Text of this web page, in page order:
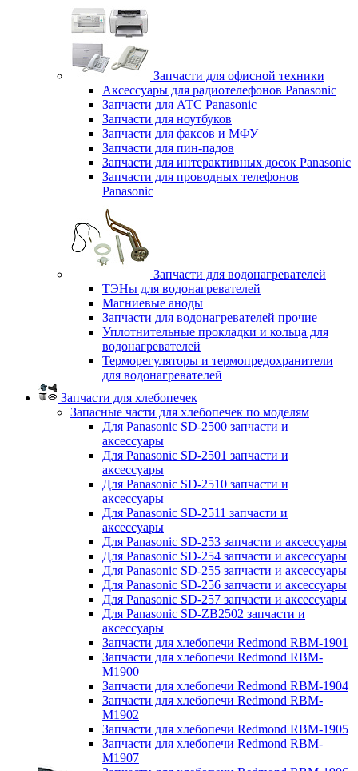
Запчасти для офисной техники
Аксессуары для радиотелефонов Panasonic
Запчасти для АТС Panasonic
Запчасти для ноутбуков
Запчасти для факсов и МФУ
Запчасти для пин-падов
Запчасти для интерактивных досок Panasonic
Запчасти для проводных телефонов
Panasonic
Запчасти для водонагревателей
ТЭНы для водонагревателей
Магниевые аноды
Запчасти для водонагревателей прочие
Уплотнительные прокладки и кольца для
водонагревателей
Терморегуляторы и термопредохранители
для водонагревателей
Запчасти для хлебопечек
Запасные части для хлебопечек по моделям
Для Panasonic SD-2500 запчасти и
аксессуары
Для Panasonic SD-2501 запчасти и
аксессуары
Для Panasonic SD-2510 запчасти и
аксессуары
Для Panasonic SD-2511 запчасти и
аксессуары
Для Panasonic SD-253 запчасти и аксессуары
Для Panasonic SD-254 запчасти и аксессуары
Для Panasonic SD-255 запчасти и аксессуары
Для Panasonic SD-256 запчасти и аксессуары
Для Panasonic SD-257 запчасти и аксессуары
Для Panasonic SD-ZB2502 запчасти и
аксессуары
Запчасти для хлебопечи Redmond RBM-1901
Запчасти для хлебопечи Redmond RBM-
M1900
Запчасти для хлебопечи Redmond RBM-1904
Запчасти для хлебопечи Redmond RBM-
M1902
Запчасти для хлебопечи Redmond RBM-1905
Запчасти для хлебопечи Redmond RBM-
M1907